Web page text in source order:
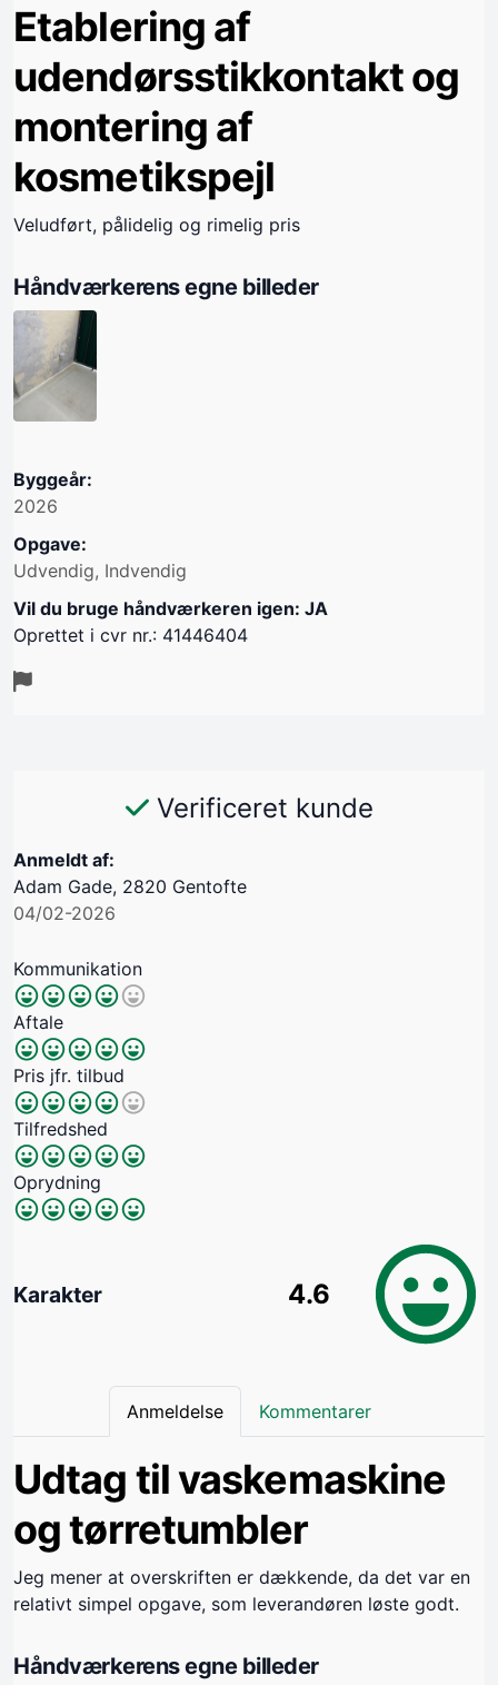
Etablering af
udendørsstikkontakt og
montering af
kosmetikspejl
Veludført, pålidelig og rimelig pris
Håndværkerens egne billeder
Byggeår:
2026
Opgave:
Udvendig, Indvendig
Vil du bruge håndværkeren igen: JA
Oprettet i cvr nr.: 41446404
Verificeret kunde
Anmeldt af:
Adam Gade, 2820 Gentofte
04/02-2026
Kommunikation
Aftale
Pris jfr. tilbud
Tilfredshed
Oprydning
Karakter 4.6
Anmeldelse Kommentarer
Udtag til vaskemaskine
og tørretumbler
Jeg mener at overskriften er dækkende, da det var en
relativt simpel opgave, som leverandøren løste godt.
Håndværkerens egne billeder